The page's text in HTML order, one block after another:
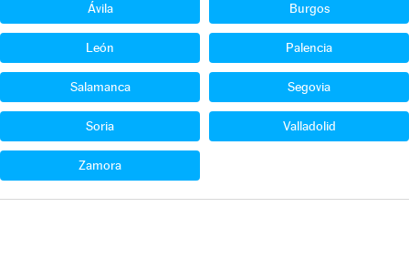
Ávila Burgos
León Palencia
Salamanca Segovia
Soria Valladolid
Zamora